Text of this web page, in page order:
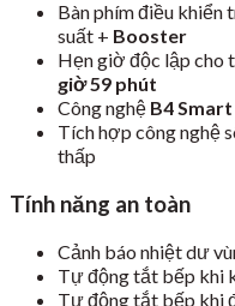
Bàn phím điều
suất + Booster
Hẹn giờ độc lập cho
giờ 59 phút
Công nghệ B4
Tích hợp công nghệ
thấp
Tính năng an toàn
Cảnh báo nhiệt dư
Tự động tắt bếp khi
Tự động tắt bếp khi